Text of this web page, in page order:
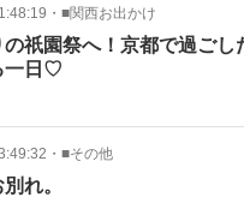
・ ■関西お出かけ
祇園祭へ！京都で過ごし
一日♡
・ ■その他
れ。